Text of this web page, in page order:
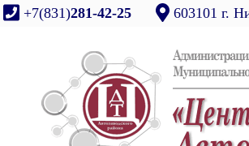
+7(831)281-42-25 603101 г.